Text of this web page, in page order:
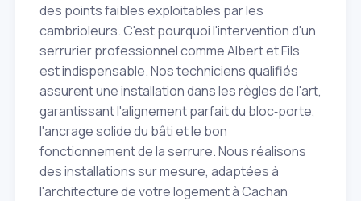
des points faibles exploitables par les
cambrioleurs. C'est pourquoi l'intervention d'un
serrurier professionnel comme Albert et Fils
est indispensable. Nos techniciens qualifiés
assurent une installation dans les règles de l'art,
garantissant l'alignement parfait du bloc‑porte,
l'ancrage solide du bâti et le bon
fonctionnement de la serrure. Nous réalisons
des installations sur mesure, adaptées à
l'architecture de votre logement à Cachan